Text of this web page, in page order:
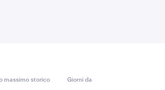
massimo storico Giorni da